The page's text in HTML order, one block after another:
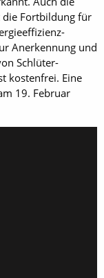
die Fortbildung für
Anerkennung und
Schlüter-
kostenfrei. Eine
19. Februar